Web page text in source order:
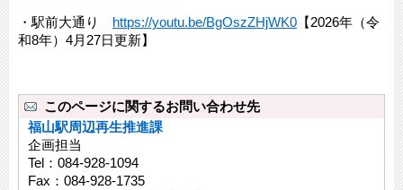
・駅前大通り https://youtu.be/BgOszZHjWK0 【2026年（令
和8年）4月27日更新】
このページに関するお問い合わせ先
福山駅周辺再生推進課
企画担当
Tel：084-928-1094
Fax：084-928-1735